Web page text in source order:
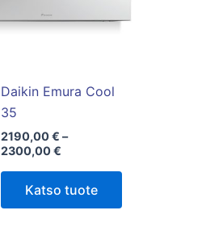
Daikin Emura Cool
35
2190,00€ –
2300,00€
Katso tuote